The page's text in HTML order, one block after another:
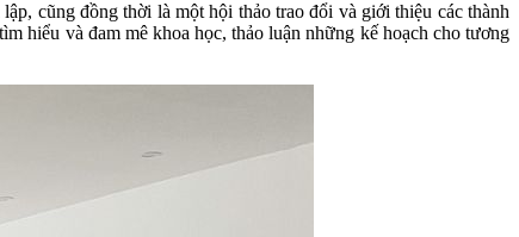
cũng đồng thời là một hội thảo trao đổi và giới thiệu các thành
hiểu và đam mê khoa học, thảo luận những kế hoạch cho tương